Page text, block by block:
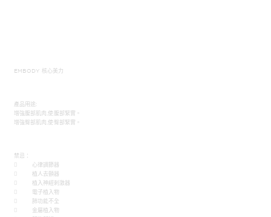
EMBODY 核心美力
產品用途:
增強腹部肌肉,使腹部緊實。
增強臀部肌肉,使臀部緊實。
禁忌：
 心律調節器
 植人去顫器
 植入神經刺激器
 電子植入物
 肺功能不全
 金屬植入物